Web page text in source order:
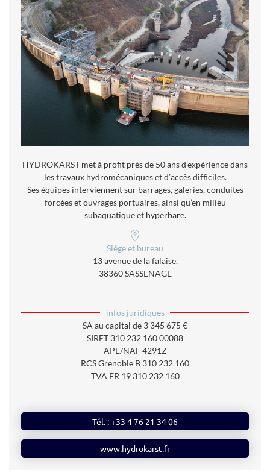
HYDROKARST met à profit près de 50 ans d’expérience dans
les travaux hydromécaniques et d’accès difficiles.
Ses équipes interviennent sur barrages, galeries, conduites
forcées et ouvrages portuaires, ainsi qu’en milieu
subaquatique et hyperbare.
Siège et bureau
13 avenue de la falaise,
38360 SASSENAGE
infos juridiques
SA au capital de 3 345 675 €
SIRET 310 232 160 00088
APE/NAF4291Z
RCSGrenoble B 310 232 160
TVA FR 19 310 232 160
Tél. : +33 4 76 21 34 06
www.hydrokarst.fr